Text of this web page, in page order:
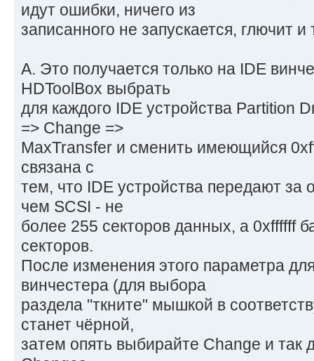
идут ошибки, ничего из
записанного не запускается, глючит и
A. Это получается только на IDE
HDToolBox выбрать
для каждого IDE устройства Partition
=> Change =>
MaxTransfer и сменить имеющийся
связана с
тем, что IDE устройства передают
чем SCSI - не
более 255 секторов данных, а 0xffffff
секторов.
После изменения этого параметра
винчестера (для выбора
раздела "ткните" мышкой в
станет чёрной,
затем опять выбирайте Change и так